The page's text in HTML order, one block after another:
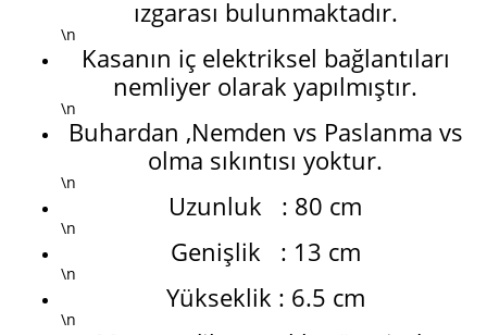
ızgarası bulunmaktadır.
\n
Kasanın iç elektriksel bağlantıları
nemliyer olarak yapılmıştır.
\n
Buhardan ,Nemden vs Paslanma vs
olma sıkıntısı yoktur.
\n
Uzunluk : 80 cm
\n
Genişlik : 13 cm
\n
Yükseklik : 6.5 cm
\n